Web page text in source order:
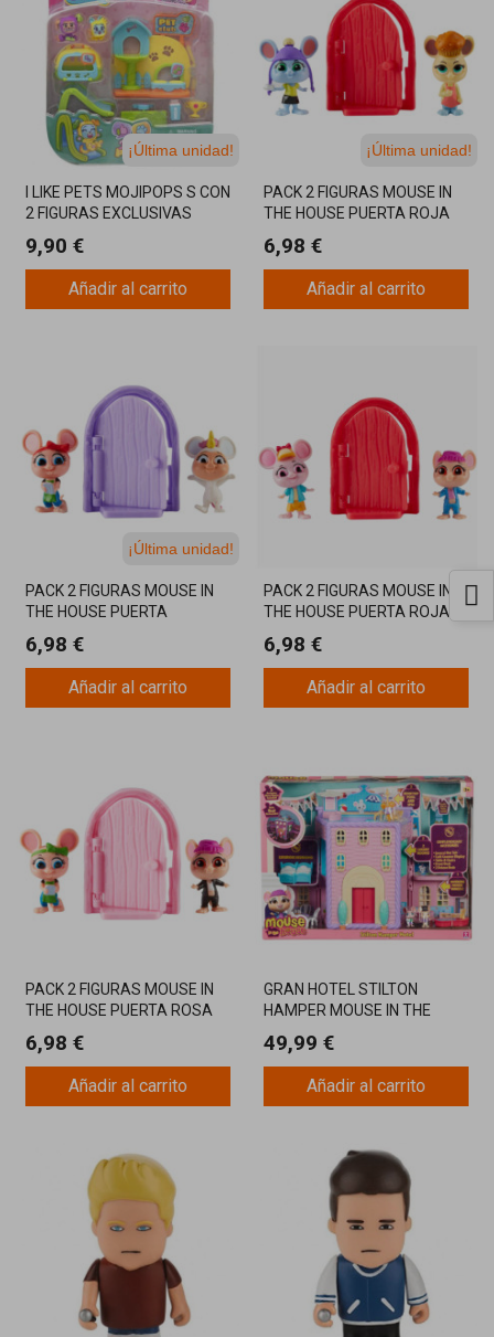
¡Última unidad!
I LIKE PETS MOJIPOPS S CON
2 FIGURAS EXCLUSIVAS
9,90 €
Añadir al carrito
¡Última unidad!
PACK 2 FIGURAS MOUSE IN
THE HOUSE PUERTA ROJA
6,98 €
Añadir al carrito
¡Última unidad!
PACK 2 FIGURAS MOUSE IN
THE HOUSE PUERTA
6,98 €
Añadir al carrito
PACK 2 FIGURAS MOUSE IN
THE HOUSE PUERTA ROJA
6,98 €
Añadir al carrito
PACK 2 FIGURAS MOUSE IN
THE HOUSE PUERTA ROSA
6,98 €
Añadir al carrito
GRAN HOTEL STILTON
HAMPER MOUSE IN THE
49,99 €
Añadir al carrito